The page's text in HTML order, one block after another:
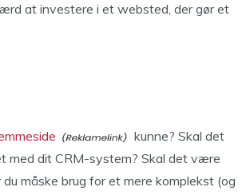
at investere i et websted, der gør et
kunne? Skal det
med dit CRM-system? Skal det være
måske brug for et mere komplekst (og